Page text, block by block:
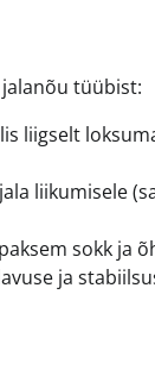
tüübist:
liigselt
liikumisele
sokk ja
ja